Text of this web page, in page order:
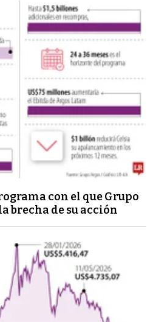
con el que Grupo
brecha de su acción